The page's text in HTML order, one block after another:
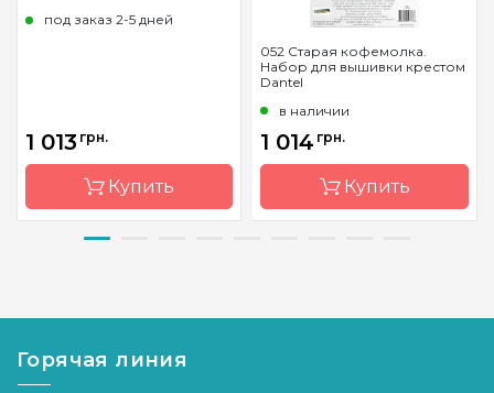
под заказ 2-5 дней
1 013 грн.
Купить
Страна-
Бельгия
Размер
17x17 см
052 Старая кофемолка.
Набор для вышивки крестом
Dantel
в наличии
1 014 грн.
Купить
Страна-
Украина
Горячая линия